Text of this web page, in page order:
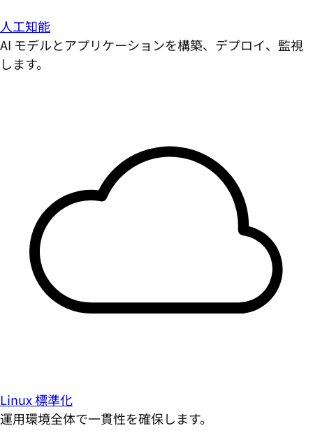
人工知能
AI モデルとアプリケーションを構築、デプロイ、監視
します。
Linux 標準化
運用環境全体で一貫性を確保します。